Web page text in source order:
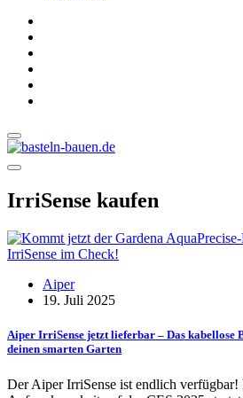
IrriSense kaufen
Aiper
19. Juli 2025
Aiper IrriSense jetzt lieferbar – Das kabellose
deinen smarten Garten
Der Aiper IrriSense ist endlich verfügbar!